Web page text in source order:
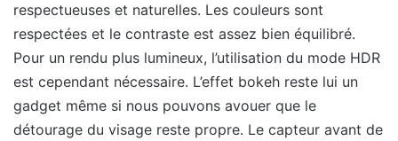
respectueuses et naturelles. Les couleurs sont
respectées et le contraste est assez bien équilibré.
Pour un rendu plus lumineux, l’utilisation du mode HDR
est cependant nécessaire. L’effet bokeh reste lui un
gadget même si nous pouvons avouer que le
détourage du visage reste propre. Le capteur avant de